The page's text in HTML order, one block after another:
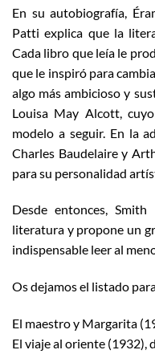
En su autobiografía,
Patti explica que la
Cada libro que leía le
que le inspiró para
algo más ambicioso y
Louisa May Alcott,
modelo a seguir. En la
Charles Baudelaire y
para su personalidad
Desde entonces,
literatura y propone un
indispensable leer al
Os dejamos el listado
El maestro y Margarita
El viaje al oriente (1932),